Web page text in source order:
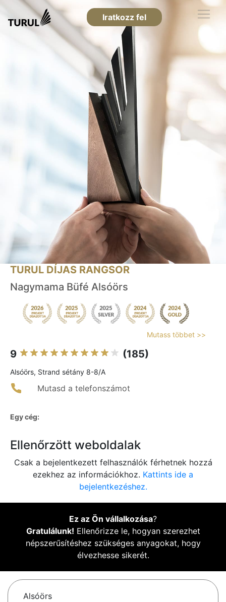
Iratkozz fel
TURUL DÍJAS RANGSOR
Nagymama Büfé Alsóörs
Mutass többet >>
9 (185)
Alsóörs, Strand sétány 8-8/A
Mutasd a telefonszámot
Egy cég:
Ellenőrzött weboldalak
Csak a bejelentkezett felhasználók férhetnek hozzá
ezekhez az információkhoz. Kattints ide a
bejelentkezéshez.
Ez az Ön vállalkozása?
Gratulálunk! Ellenőrizze le, hogyan szerezhet
népszerűsítéshez szükséges anyagokat, hogy
élvezhesse sikerét.
Alsóörs